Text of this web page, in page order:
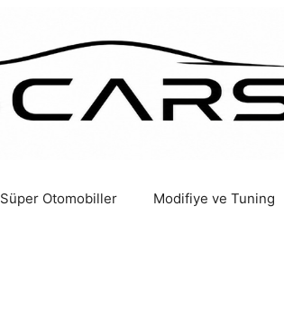
Süper Otomobiller Modifiye ve Tuning